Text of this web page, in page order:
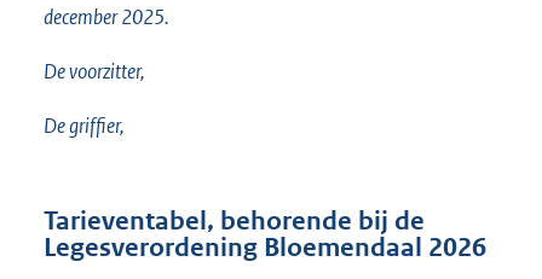
december 2025.
De voorzitter,
De griffier,
Tarieventabel, behorende bij de
Legesverordening Bloemendaal 2026